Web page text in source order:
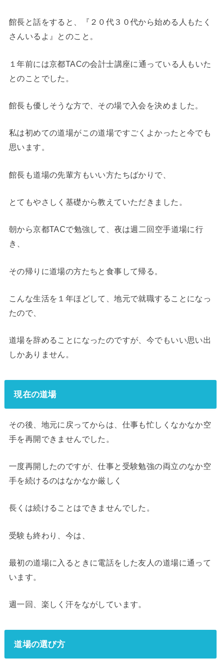
館長と話をすると、『２０代３０代から始める人もたく
さんいるよ』とのこと。
１年前には京都TACの会計士講座に通っている人もいた
とのことでした。
館長も優しそうな方で、その場で入会を決めました。
私は初めての道場がこの道場ですごくよかったと今でも
思います。
館長も道場の先輩方もいい方たちばかりで、
とてもやさしく基礎から教えていただきました。
朝から京都TACで勉強して、夜は週二回空手道場に行
き、
その帰りに道場の方たちと食事して帰る。
こんな生活を１年ほどして、地元で就職することになっ
たので、
道場を辞めることになったのですが、今でもいい思い出
しかありません。
現在の道場
その後、地元に戻ってからは、仕事も忙しくなかなか空
手を再開できませんでした。
一度再開したのですが、仕事と受験勉強の両立のなか空
手を続けるのはなかなか厳しく
長くは続けることはできませんでした。
受験も終わり、今は、
最初の道場に入るときに電話をした友人の道場に通って
います。
週一回、楽しく汗をながしています。
道場の選び方